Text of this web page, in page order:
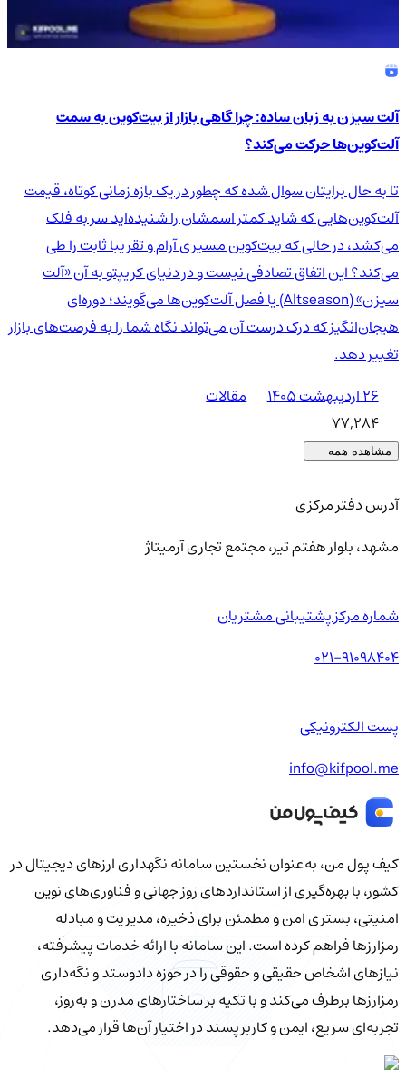
آلت سیزن به زبان ساده: چرا گاهی بازار از بیت‌کوین به سمت
آلت‌کوین‌ها حرکت می‌کند؟
تا به حال برایتان سوال شده که چطور در یک بازه زمانی کوتاه، قیمت
آلت‌کوین‌هایی که شاید کمتر اسمشان را شنیده‌اید سر به فلک
می‌کشد، در حالی که بیت‌کوین مسیری آرام و تقریبا ثابت را طی
می‌کند؟ این اتفاق تصادفی نیست و در دنیای کریپتو به آن «آلت
سیزن» (Altseason) یا فصل آلت‌کوین‌ها می‌گویند؛ دوره‌ای
هیجان‌انگیز که درک درست آن می‌تواند نگاه شما را به فرصت‌های بازار
تغییر دهد.
۲۶ اردیبهشت ۱۴۰۵
مقالات
77,284
مشاهده همه
آدرس دفتر مرکزی
مشهد، بلوار هفتم تیر، مجتمع تجاری آرمیتاژ
شماره مرکز پشتیبانی مشتریان
021-91098404
پست الکترونیکی
info@kifpool.me
کیف‌ پول من، به‌عنوان نخستین سامانه نگهداری ارزهای دیجیتال در
کشور، با بهره‌گیری از استانداردهای روز جهانی و فناوری‌های نوین
امنیتی، بستری امن و مطمئن برای ذخیره، مدیریت و مبادله
رمزارزها فراهم کرده است. این سامانه با ارائه خدمات پیشرفته،
نیازهای اشخاص حقیقی و حقوقی را در حوزه دادوستد و نگه‌داری
رمزارزها برطرف می‌کند و با تکیه بر ساختارهای مدرن و به‌روز،
تجربه‌ای سریع، ایمن و کاربرپسند در اختیار آن‌ها قرار می‌دهد.